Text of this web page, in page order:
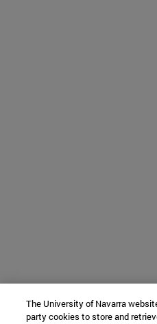
The University of Navarra
party cookies to store and